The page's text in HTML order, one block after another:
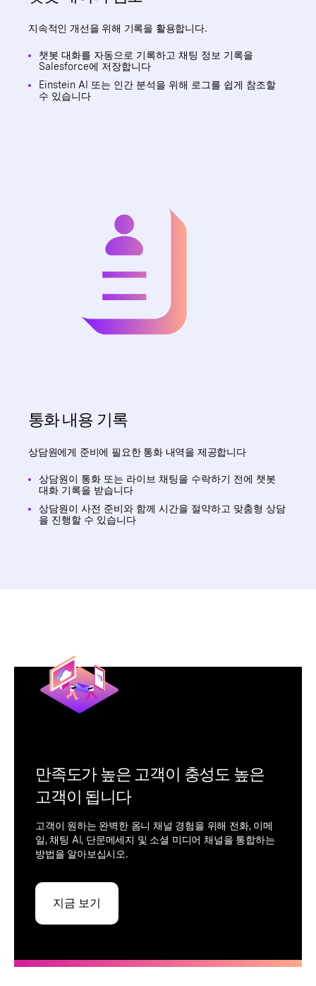
지속적인 개선을 위해 기록을 활용합니다.
챗봇 대화를 자동으로 기록하고 채팅 정보 기록을
Salesforce에 저장합니다
Einstein AI 또는 인간 분석을 위해 로그를 쉽게 참조할
수 있습니다
통화 내용 기록
상담원에게 준비에 필요한 통화 내역을 제공합니다
상담원이 통화 또는 라이브 채팅을 수락하기 전에 챗봇
대화 기록을 받습니다
상담원이 사전 준비와 함께 시간을 절약하고 맞춤형 상담
을 진행할 수 있습니다
만족도가 높은 고객이 충성도 높은
고객이 됩니다
고객이 원하는 완벽한 옴니 채널 경험을 위해 전화, 이메
일, 채팅 AI, 단문메세지 및 소셜 미디어 채널을 통합하는
방법을 알아보십시오.
지금 보기